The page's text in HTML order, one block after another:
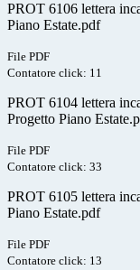
PROT 6106 lettera
Piano Estate.pdf
File PDF
Contatore click: 11
PROT 6104 lettera
Progetto Piano
File PDF
Contatore click: 33
PROT 6105 lettera
Piano Estate.pdf
File PDF
Contatore click: 13